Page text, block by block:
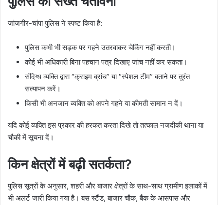
जांजगीर-चांपा पुलिस ने स्पष्ट किया है:
पुलिस कभी भी सड़क पर गहने उतरवाकर चेकिंग नहीं करती।
कोई भी अधिकारी बिना पहचान पत्र दिखाए जांच नहीं कर सकता।
संदिग्ध व्यक्ति द्वारा “क्राइम ब्रांच” या “स्पेशल टीम” बताने पर तुरंत
सत्यापन करें।
किसी भी अनजान व्यक्ति को अपने गहने या कीमती सामान न दें।
यदि कोई व्यक्ति इस प्रकार की हरकत करता दिखे तो तत्काल नजदीकी थाना या
चौकी में सूचना दें।
किन क्षेत्रों में बढ़ी सतर्कता?
पुलिस सूत्रों के अनुसार, शहरी और बाजार क्षेत्रों के साथ-साथ ग्रामीण इलाकों में
भी अलर्ट जारी किया गया है। बस स्टैंड, बाजार चौक, बैंक के आसपास और